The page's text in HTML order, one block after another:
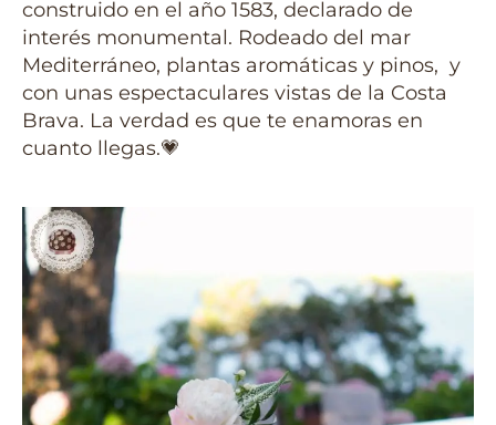
construido en el año 1583, declarado de
interés monumental. Rodeado del mar
Mediterráneo, plantas aromáticas y pinos, y
con unas espectaculares vistas de la Costa
Brava. La verdad es que te enamoras en
cuanto llegas.💗